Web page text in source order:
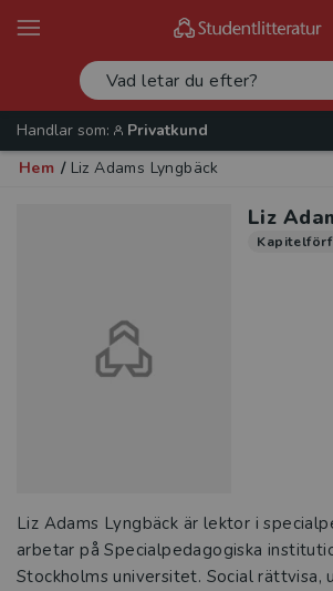
Handlar som:
Privatkund
Hem / Liz Adams Lyngbäck
Liz
Liz Adams Lyngbäck är lektor i
arbetar på Specialpedagogiska
Stockholms universitet. Social rättvisa,